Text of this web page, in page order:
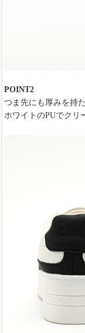
POINT2
つま先にも厚みを持
ホワイトのPUでクリ